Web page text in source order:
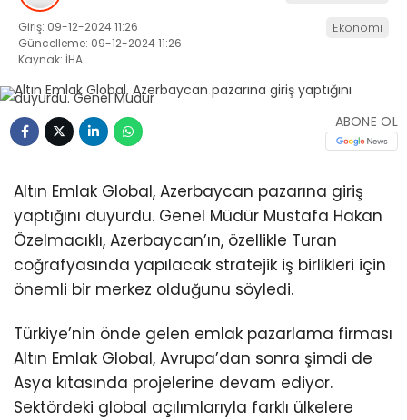
Giriş: 09-12-2024 11:26
Güncelleme: 09-12-2024 11:26
Kaynak: İHA
Ekonomi
ABONE OL
Altın Emlak Global, Azerbaycan pazarına giriş
yaptığını duyurdu. Genel Müdür Mustafa Hakan
Özelmacıklı, Azerbaycan’ın, özellikle Turan
coğrafyasında yapılacak stratejik iş birlikleri için
önemli bir merkez olduğunu söyledi.
Türkiye’nin önde gelen emlak pazarlama firması
Altın Emlak Global, Avrupa’dan sonra şimdi de
Asya kıtasında projelerine devam ediyor.
Sektördeki global açılımlarıyla farklı ülkelere